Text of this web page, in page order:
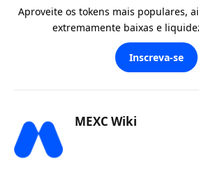
Aproveite os tokens mais populares,
extremamente baixas e
Inscreva-se
MEXC Wiki